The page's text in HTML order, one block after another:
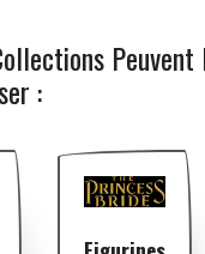
Peuvent
: